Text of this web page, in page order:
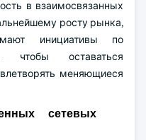
в взаимосвязанных
росту рынка,
инициативы по
чтобы оставаться
меняющиеся
сетевых